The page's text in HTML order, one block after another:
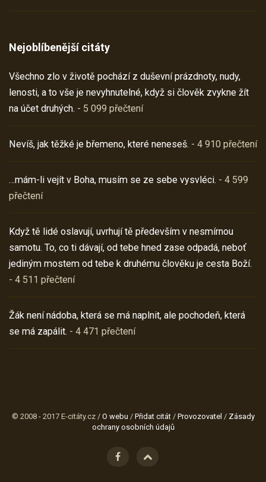
Nejoblíbenější citáty
Všechno zlo v životě pochází z duševní prázdnoty, nudy,
lenosti, a to vše je nevyhnutelné, když si člověk zvykne žít
na účet druhých. - 5 099 přečtení
Nevíš, jak těžké je břemeno, které neneseš. - 4 910 přečtení
…mám-li vejít v Boha, musím se ze sebe vysvléci. - 4 599
přečtení
Když tě lidé oslavují, uvrhují tě především v nesmírnou
samotu. To, co ti dávají, od tebe hned zase odpadá, neboť
jediným mostem od tebe k druhému člověku je cesta Boží.
- 4 511 přečtení
Žák není nádoba, která se má naplnit, ale pochodeň, která
se má zapálit. - 4 471 přečtení
© 2008 - 2017 E-citáty.cz / O webu / Přidat citát/ Provozovatel / Zásady
ochrany osobních údajů